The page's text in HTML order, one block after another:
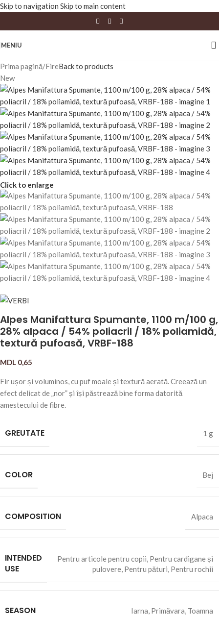
Skip to navigation Skip to main content
MENIU
Prima pagină/FireBack to products
New
Click to enlarge
Alpes Manifattura Spumante, 1100 m/100 g,
28% alpaca / 54% poliacril / 18% poliamidă,
textură pufoasă, VRBF-188
MDL 0,65
Fir ușor și voluminos, cu puf moale și textură aerată. Creează un
efect delicat de „nor” și își păstrează bine forma datorită
amestecului de fibre.
GREUTATE 1 g
COLOR Bej
COMPOSITION Alpaca
INTENDED
USE
Pentru articole pentru copii, Pentru cardigane și
pulovere, Pentru pături, Pentru rochii
SEASON Iarna, Primăvara, Toamna